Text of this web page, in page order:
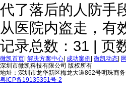
代了落后的人防手
从医院内盗走，有
记录总数：31 | 页
微凯首页 解决方案中心 成功案例 微凯动态
深圳市微凯科技有限公司 版权所有
地址：深圳市龙华新区梅龙大道862号明珠商
粤ICP备19135351号-2